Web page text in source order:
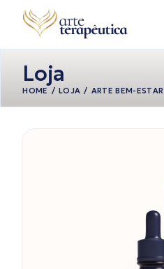
conteúdo
Loja
HOME LOJA ARTE BEM-ESTAR